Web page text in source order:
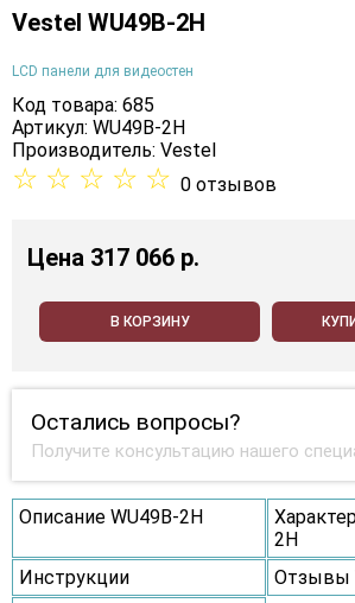
Vestel WU49B-2H
LCD панели для видеостен
Код товара: 685
Артикул: WU49B-2H
Производитель: Vestel
☆ ☆ ☆ ☆ ☆ 0 отзывов
Цена 317 066 p.
В КОРЗИНУ
Остались вопросы?
Получите консультацию нашего
Описание WU49B-2H
2H
Инструкции
Отзывы